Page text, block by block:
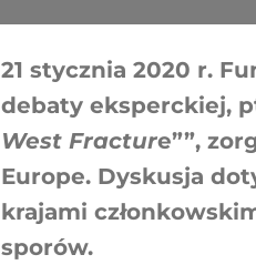
21 stycznia 2020 r.
debaty eksperckiej,
West Fracture””,
Europe. Dyskusja
krajami
sporów.